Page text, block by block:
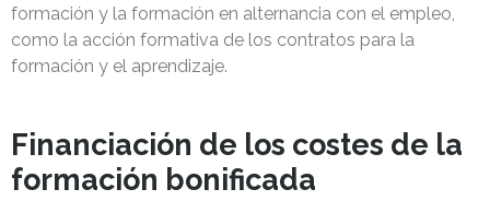
formación y la formación en alternancia con el empleo,
como la acción formativa de los contratos para la
formación y el aprendizaje.
Financiación de los costes de la
formación bonificada